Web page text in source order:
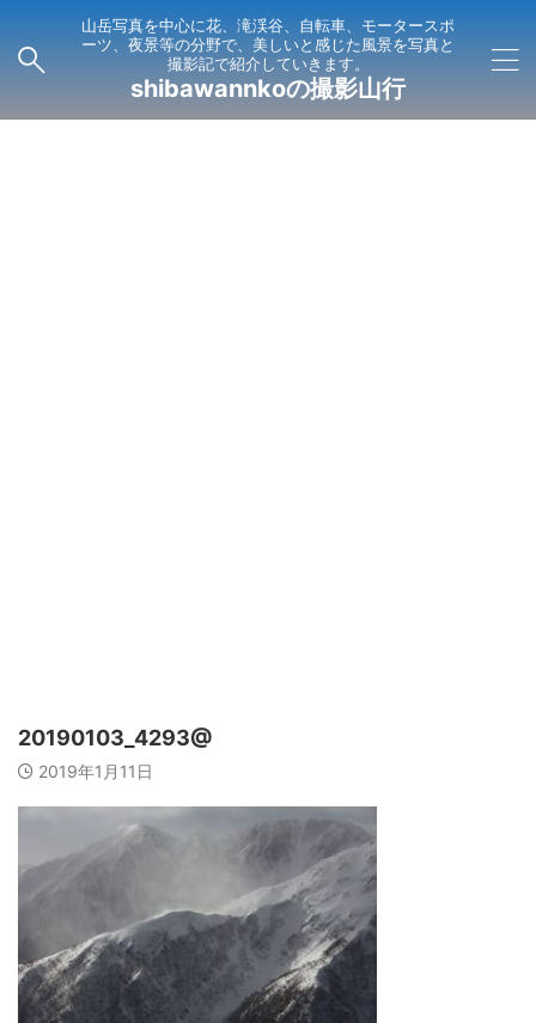
山岳写真を中心に花、滝渓谷、自転車、モータースポ
ーツ、夜景等の分野で、美しいと感じた風景を写真と
撮影記で紹介していきます。
shibawannkoの撮影山行
20190103_4293@
2019年1月11日